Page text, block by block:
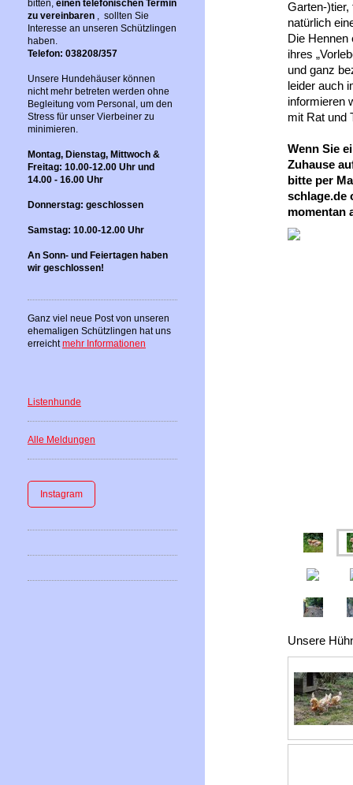
Garten-)tier,
natürlich
Die Hennen
ihres
und ganz
leider auch
informieren
mit Rat und
Wenn Sie
Zuhause
bitte per
schlage.de
momentan
Unsere
bitten, einen telefonischen Termin
zu vereinbaren , sollten Sie
Interesse an unseren Schützlingen
haben.
Telefon: 038208/357
Unsere Hundehäuser können
nicht mehr betreten werden ohne
Begleitung vom Personal, um den
Stress für unser Vierbeiner zu
minimieren.
Montag, Dienstag, Mittwoch &
Freitag: 10.00-12.00 Uhr und
14.00 - 16.00 Uhr
Donnerstag: geschlossen
Samstag: 10.00-12.00 Uhr
An Sonn- und Feiertagen haben
wir geschlossen!
Ganz viel neue Post von unseren
ehemaligen Schützlingen hat uns
erreichtmehr Informationen
Listenhunde
Alle Meldungen
Instagram